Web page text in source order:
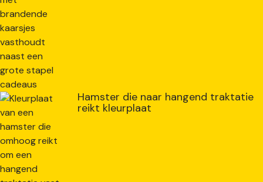
Hamster die naar hangend traktatie
reikt kleurplaat